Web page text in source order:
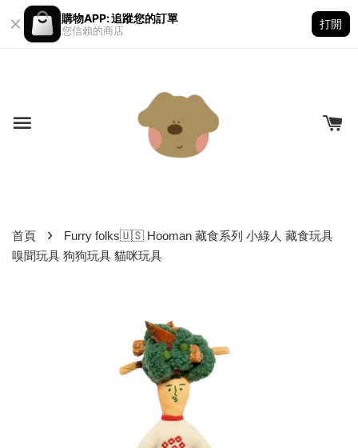
購物APP: 追蹤您的訂單
您信賴的商店
打開
首頁 ›
Furry folks🇺🇸 Hooman 藏食系列 小綠人 藏食玩具
嗅聞玩具 狗狗玩具 貓咪玩具